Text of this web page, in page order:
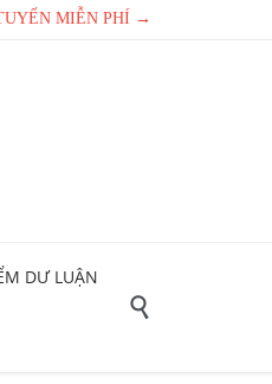
MIỄN PHÍ →
DƯ LUẬN
